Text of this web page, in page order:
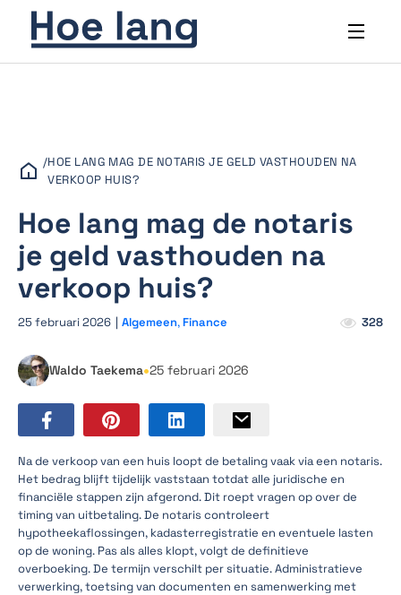
/HOE LANG MAG DE NOTARIS JE GELD VASTHOUDEN NA
VERKOOP HUIS?
Hoe lang mag de notaris
je geld vasthouden na
verkoop huis?
25 februari 2026 | Algemeen,Finance 328
Waldo Taekema•25 februari 2026
Na de verkoop van een huis loopt de betaling vaak via een notaris.
Het bedrag blijft tijdelijk vaststaan totdat alle juridische en
financiële stappen zijn afgerond. Dit roept vragen op over de
timing van uitbetaling. De notaris controleert
hypotheekaflossingen, kadasterregistratie en eventuele lasten
op de woning. Pas als alles klopt, volgt de definitieve
overboeking. De termijn verschilt per situatie. Administratieve
verwerking, toetsing van documenten en samenwerking met